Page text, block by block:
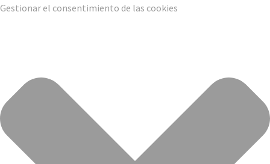
Gestionar el consentimiento de las cookies